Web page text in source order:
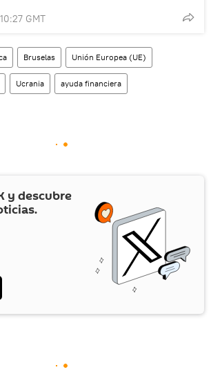
GMT
Bruselas Unión Europea (UE)
Ucrania ayuda financiera
y descubre